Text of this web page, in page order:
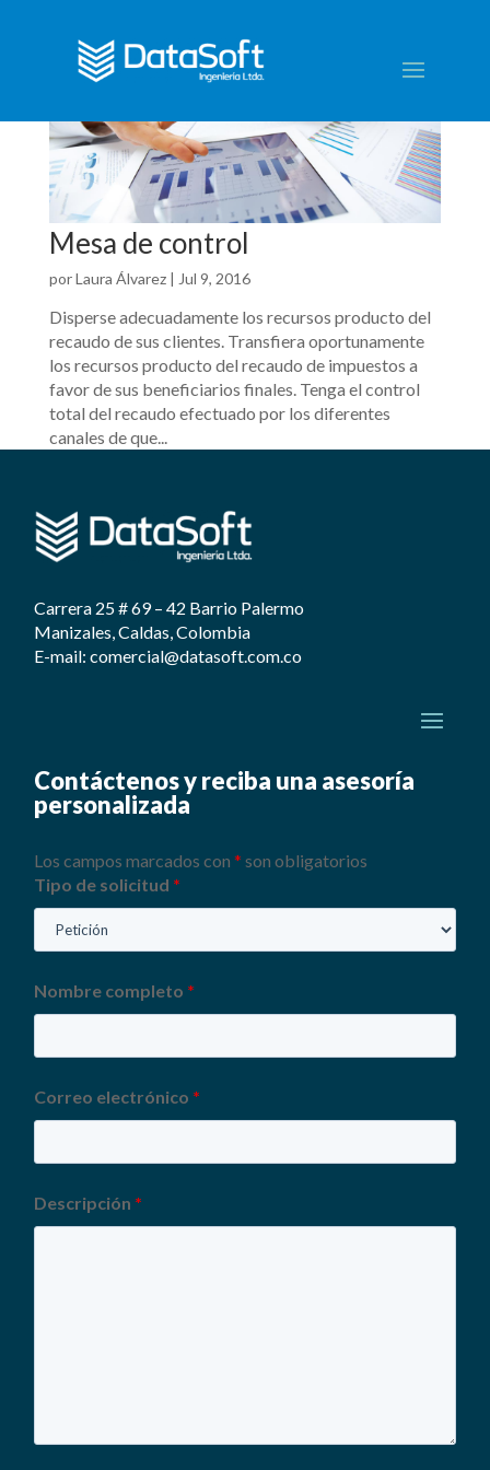
Mesa de control
porLaura Álvarez| Jul 9, 2016
Disperse adecuadamente los recursos producto del
recaudo de sus clientes. Transfiera oportunamente
los recursos producto del recaudo de impuestos a
favor de sus beneficiarios finales. Tenga el control
total del recaudo efectuado por los diferentes
canales de que...
Carrera 25 # 69 – 42 Barrio Palermo
Manizales, Caldas, Colombia
E-mail: comercial@datasoft.com.co
Contáctenos y reciba una asesoría
personalizada
Los campos marcados con* son obligatorios
Tipo de solicitud *
Nombre completo *
Correo electrónico *
Descripción *